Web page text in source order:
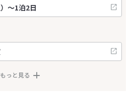
もっと見る